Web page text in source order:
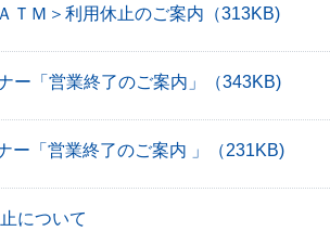
ＴＭ＞利用休止のご案内 （313KB)
ー「営業終了のご案内」 （343KB)
ー「営業終了のご案内 」 （231KB)
について